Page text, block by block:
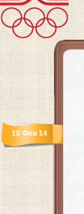
10 Фев 14